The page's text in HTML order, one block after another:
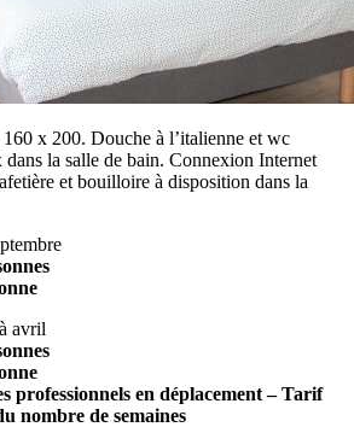
x 200. Douche à l’italienne et wc
dans la salle de bain. Connexion Internet
et bouilloire à disposition dans la
avril
professionnels en déplacement – Tarif
nombre de semaines